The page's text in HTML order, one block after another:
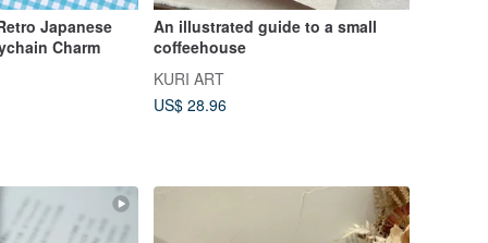
Japanese
Charm
An illustrated guide to a small
coffeehouse
KURI ART
US$ 28.96